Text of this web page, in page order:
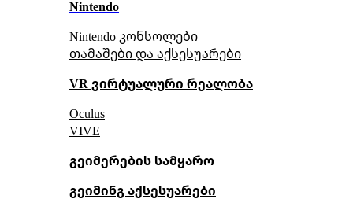
Nintendo
Nintendo კონსოლები
თამაშები და აქსესუარები
VR ვირტუალური რეალობა
Oculus
VIVE
გეიმერების სამყარო
გეიმინგ აქსესუარები